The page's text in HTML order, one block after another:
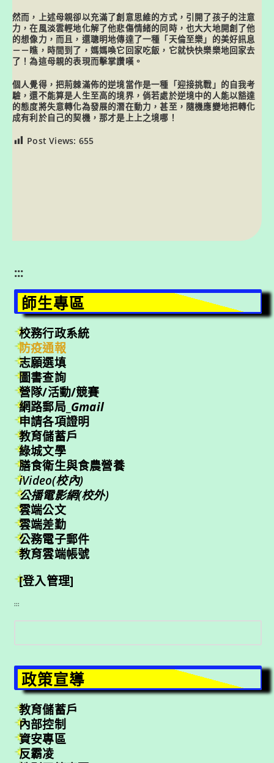
然而，上述母親卻以充滿了創意思維的方式，引開了孩子的注意
力，在風淡雲輕地化解了他悲傷情緒的同時，也大大地開創了他
的想像力，而且，還聰明地傳達了一種「天倫至樂」的美好訊息
－－瞧，時間到了，媽媽喚它回家吃飯，它就快快樂樂地回家去
了！為這母親的表現而擊掌讚嘆。
個人覺得，把荊棘滿佈的逆境當作是一種「迎接挑戰」的自我考
驗，還不能算是人生至高的境界，倘若處於逆境中的人能以豁達
的態度將失意轉化為發展的潛在動力，甚至，隨機應變地把轉化
成有利於自己的契機，那才是上上之境哪！
Post Views: 655
:::
師生專區
校務行政系統
防疫通報
志願選填
圖書查詢
營隊/活動/競賽
網路郵局_ Gmail
申請各項證明
教育儲蓄戶
綠城文學
膳食衛生與食農營養
iVideo(校內)
公播電影網(校外)
雲端公文
雲端差勤
公務電子郵件
教育雲端帳號
[登入管理]
:::
搜
尋
政策宣導
教育儲蓄戶
內部控制
資安專區
反霸凌